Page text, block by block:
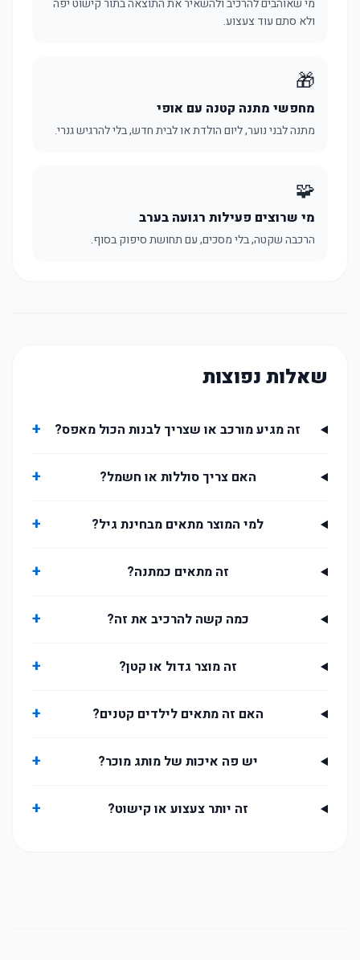
מי שאוהבים להרכיב ולהשאיר את התוצאה בתור קישוט יפה
ולא סתם עוד צעצוע.
🎁
מחפשי מתנה קטנה עם אופי
מתנה לבני נוער, ליום הולדת או לבית חדש, בלי להרגיש גנרי.
🧩
מי שרוצים פעילות רגועה בערב
הרכבה שקטה, בלי מסכים, עם תחושת סיפוק בסוף.
שאלות נפוצות
זה מגיע מורכב או שצריך לבנות הכול מאפס? +
האם צריך סוללות או חשמל? +
למי המוצר מתאים מבחינת גיל? +
זה מתאים כמתנה? +
כמה קשה להרכיב את זה? +
זה מוצר גדול או קטן? +
האם זה מתאים לילדים קטנים? +
יש פה איכות של מותג מוכר? +
זה יותר צעצוע או קישוט? +